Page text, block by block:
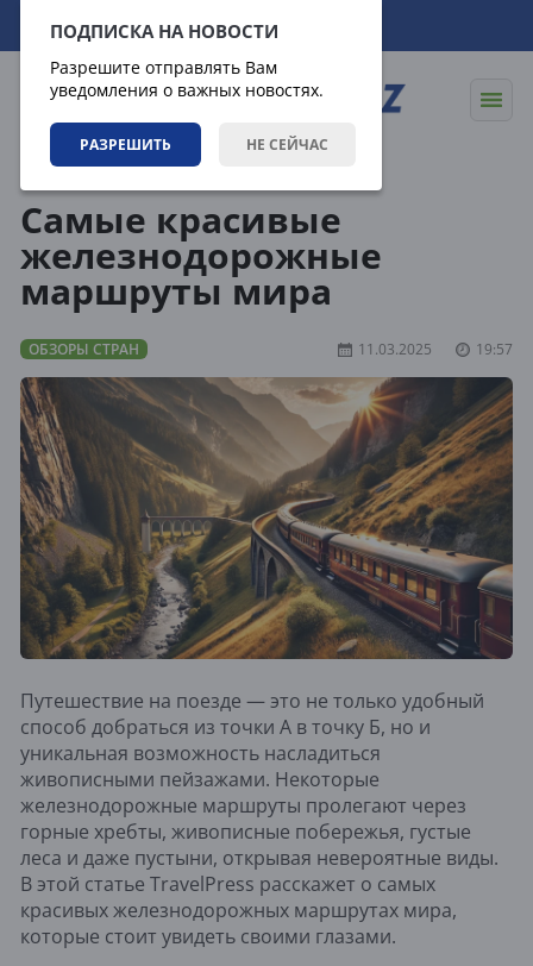
ПОДПИСКА НА НОВОСТИ
Разрешите отправлять Вам
уведомления о важных новостях.
РАЗРЕШИТЬ НЕ СЕЙЧАС
06.08.2026 12:14:22
Самые красивые
железнодорожные
маршруты мира
ОБЗОРЫ СТРАН 11.03.2025 19:57
Путешествие на поезде — это не только удобный
способ добраться из точки А в точку Б, но и
уникальная возможность насладиться
живописными пейзажами. Некоторые
железнодорожные маршруты пролегают через
горные хребты, живописные побережья, густые
леса и даже пустыни, открывая невероятные виды.
В этой статье TravelPress расскажет о самых
красивых железнодорожных маршрутах мира,
которые стоит увидеть своими глазами.